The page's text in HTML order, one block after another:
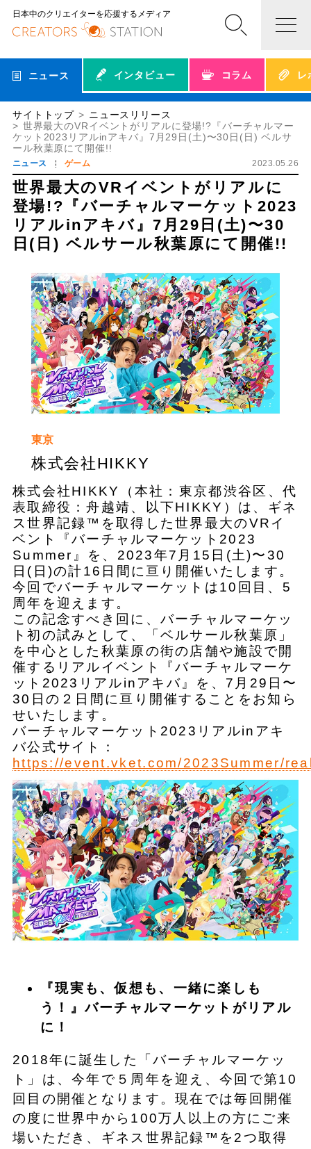
日本中のクリエイターを応援するメディア
ニュース インタビュー コラム レ
サイトトップ
ニュースリリース
世界最大のVRイベントがリアルに登場!?『バーチャルマー
ケット2023リアルinアキバ』7月29日(土)〜30日(日) ベルサ
ール秋葉原にて開催!!
ニュース ゲーム 2023.05.26
世界最大のVRイベントがリアルに
登場!?『バーチャルマーケット2023
リアルinアキバ』7月29日(土)〜30
日(日) ベルサール秋葉原にて開催!!
東京
株式会社HIKKY
株式会社HIKKY（本社：東京都渋谷区、代
表取締役：舟越靖、以下HIKKY）は、ギネ
ス世界記録™を取得した世界最大のVRイ
ベント『バーチャルマーケット2023
Summer』を、2023年7月15日(土)〜30
日(日)の計16日間に亘り開催いたします。
今回でバーチャルマーケットは10回目、5
周年を迎えます。
この記念すべき回に、バーチャルマーケッ
ト初の試みとして、「ベルサール秋葉原」
を中心とした秋葉原の街の店舗や施設で開
催するリアルイベント『バーチャルマーケ
ット2023リアルinアキバ』を、7月29日〜
30日の２日間に亘り開催することをお知ら
せいたします。
バーチャルマーケット2023リアルinアキ
バ公式サイト：
https://event.vket.com/2023Summer/
『現実も、仮想も、一緒に楽しも
う！』バーチャルマーケットがリアル
に！
2018年に誕生した「バーチャルマーケッ
ト」は、今年で５周年を迎え、今回で第10
回目の開催となります。現在では毎回開催
の度に世界中から100万人以上の方にご来
場いただき、ギネス世界記録™を2つ取得